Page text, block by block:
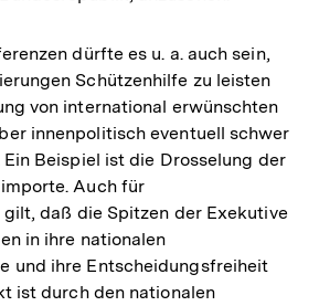
dürfte es u. a. auch sein,
Schützenhilfe zu leisten
von international erwünschten
innenpolitisch eventuell schwer
Beispiel ist die Drosselung der
Auch für
daß die Spitzen der Exekutive
in ihre nationalen
und ihre Entscheidungsfreiheit
ist durch den nationalen